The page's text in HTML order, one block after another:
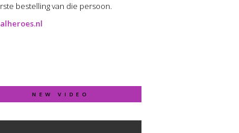
bestelling van die persoon.
NEW VIDEO